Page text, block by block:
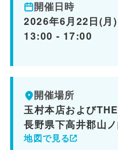
開催日時
2026年6月22日(月)
13:00 - 17:00
開催場所
玉村本店および
長野県下高井郡山
地図で見る